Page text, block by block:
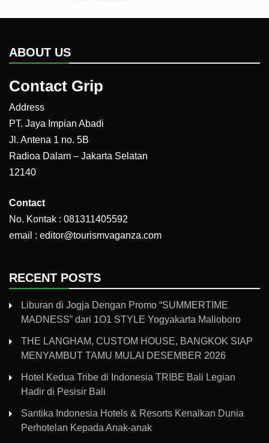
ABOUT US
Contact Grip
Address
PT. Jaya Impian Abadi
Jl. Antena 1 no. 5B
Radioa Dalam – Jakarta Selatan
12140
Contact
No. Kontak : 081311405592
email : editor@tourismvaganza.com
RECENT POSTS
Liburan di Jogja Dengan Promo “SUMMERTIME
MADNESS” dari 1O1 STYLE Yogyakarta Malioboro
THE LANGHAM, CUSTOM HOUSE, BANGKOK SIAP
MENYAMBUT TAMU MULAI DESEMBER 2026
Hotel Kedua Tribe di Indonesia TRIBE Bali Legian
Hadir di Pesisir Bali
Santika Indonesia Hotels & Resorts Kenalkan Dunia
Perhotelan Kepada Anak-anak